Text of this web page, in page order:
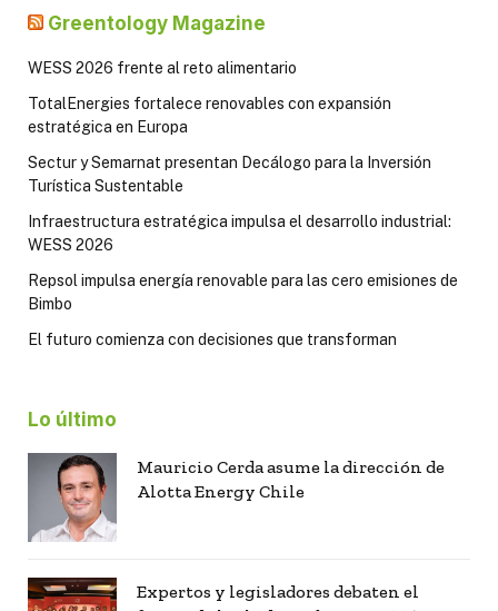
Greentology Magazine
WESS 2026 frente al reto alimentario
TotalEnergies fortalece renovables con expansión
estratégica en Europa
Sectur y Semarnat presentan Decálogo para la Inversión
Turística Sustentable
Infraestructura estratégica impulsa el desarrollo industrial:
WESS 2026
Repsol impulsa energía renovable para las cero emisiones de
Bimbo
El futuro comienza con decisiones que transforman
Lo último
Mauricio Cerda asume la dirección de
Alotta Energy Chile
Expertos y legisladores debaten el